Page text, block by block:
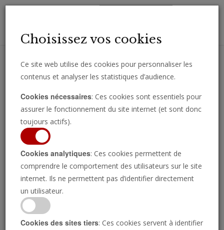
importantes directement par e-mail.
Europe
Choisissez vos cookies
Ce site web utilise des cookies pour personnaliser les
contenus et analyser les statistiques d’audience.
Cookies nécessaires: Ces cookies sont essentiels pour
assurer le fonctionnement du site internet (et sont donc
toujours actifs).
Cookies analytiques: Ces cookies permettent de
comprendre le comportement des utilisateurs sur le site
internet. Ils ne permettent pas d’identifier directement
un utilisateur.
Cookies des sites tiers: Ces cookies servent à identifier